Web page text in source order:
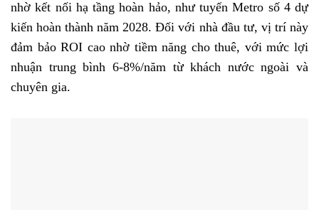
nhờ kết nối hạ tầng hoàn hảo, như tuyến Metro số 4 dự
kiến hoàn thành năm 2028. Đối với nhà đầu tư, vị trí này
đảm bảo ROI cao nhờ tiềm năng cho thuê, với mức lợi
nhuận trung bình 6-8%/năm từ khách nước ngoài và
chuyên gia.